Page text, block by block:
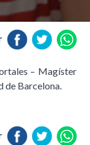
– Magíster
de Barcelona.